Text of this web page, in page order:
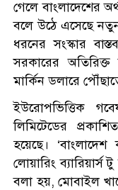
গেলে বাংলাদেশের
বলে উঠে এসেছে
ধরনের সংস্কার
সরকারের
মার্কিন ডলারে
ইউরোপভিত্তিক
লিমিটেডের
হয়েছে।
লোয়ারিং ব্যারিয়ার্স
বলা হয়, মোবাইল